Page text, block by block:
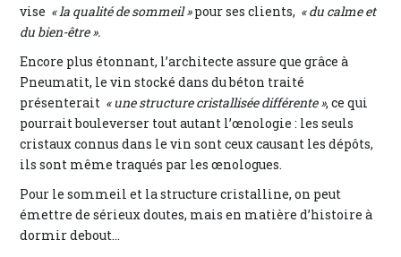
vise « la qualité de sommeil »pour ses clients, « du calme et
du bien-être ».
Encore plus étonnant, l’architecte assure que grâce à
Pneumatit, le vin stocké dans du béton traité
présenterait « une structure cristallisée différente », ce qui
pourrait bouleverser tout autant l’œnologie : les seuls
cristaux connus dans le vin sont ceux causant les dépôts,
ils sont même traqués par les œnologues.
Pour le sommeil et la structure cristalline, on peut
émettre de sérieux doutes, mais en matière d’histoire à
dormir debout…